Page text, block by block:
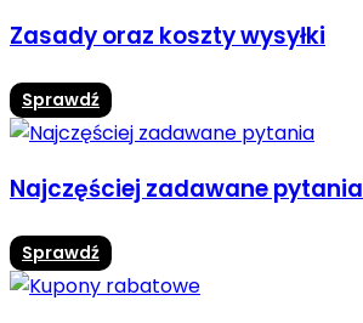
Zasady oraz koszty wysyłki
Sprawdź
Najczęściej zadawane pytania
Sprawdź